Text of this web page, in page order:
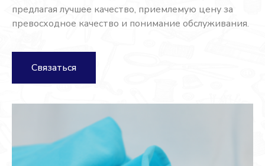
предлагая лучшее качество, приемлемую цену за
превосходное качество и понимание обслуживания.
Связаться